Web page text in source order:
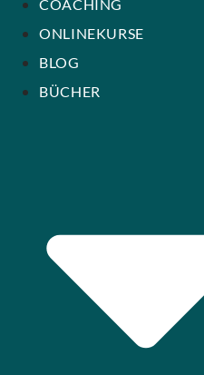
COACHING
ONLINEKURSE
BLOG
BÜCHER